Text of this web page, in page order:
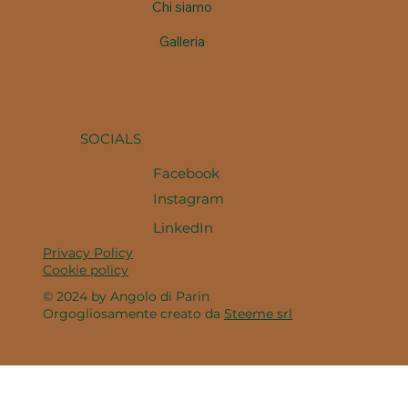
Chi siamo
Galleria
SOCIALS
Facebook
Instagram
LinkedIn
Privacy Policy
Cookie policy
© 2024 by Angolo di Parin
Orgogliosamente creato da Steeme srl